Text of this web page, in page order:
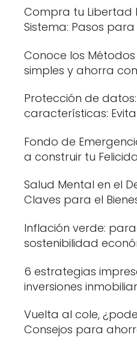
Compra tu Libertad
Sistema: Pasos
Conoce los
simples y ahorra
Protección de
características:
Fondo de
a construir tu
Salud Mental en el
Claves para el
Inflación verde:
sostenibilidad
6 estrategias
inversiones
Vuelta al cole,
Consejos para